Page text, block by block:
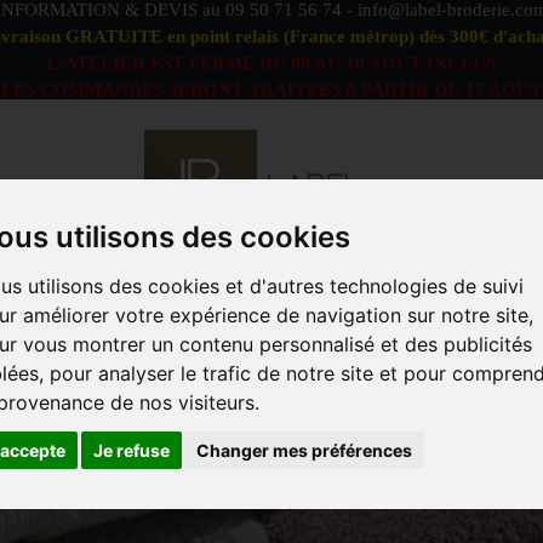
utilisons des cookies
utilisons des cookies et d'autres technologies de suivi
améliorer votre expérience de navigation sur notre site,
vous montrer un contenu personnalisé et des publicités
pour analyser le trafic de notre site et pour
de nos visiteurs.
Je refuse Changer mes préférences
& DEVIS au 09 50 71 56 74 - info@label-
GRATUITE en point relais (France métrop) dès 300€
L'ATELIER EST FERME DU 08 AU 16 AOUT INCLUS
LES COMMANDES SERONT TRAITEES A PARTIR DU 17 AOUT
DÉFAUTS OFFRE PEIGNOIRS DUO LINGE DE BAIN
MARQUES PROFESSIONNELS
> Entretien du linge de bain